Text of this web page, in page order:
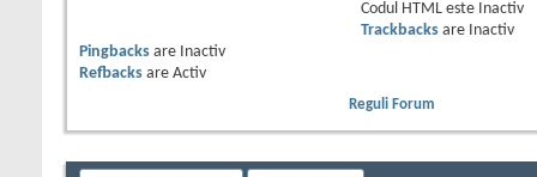
Codul HTML este
Inactiv
Trackbacksare
Inactiv
Pingbacks are
Inactiv
Refbacks are Activ
Reguli Forum